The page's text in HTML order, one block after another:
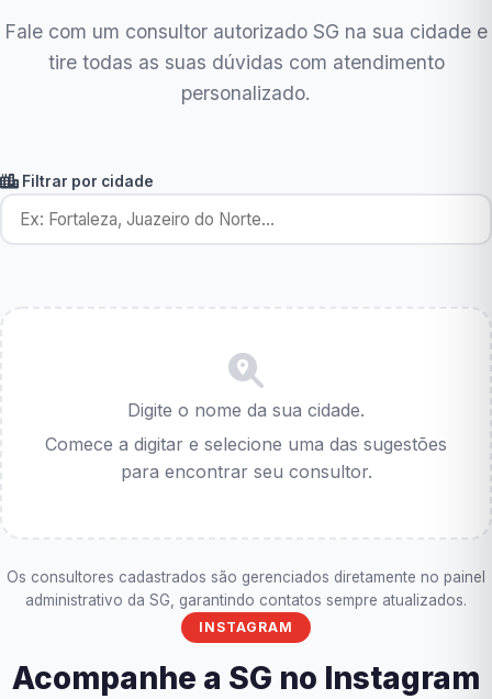
Fale com um consultor autorizado SG na sua cidade e
tire todas as suas dúvidas com atendimento
personalizado.
Filtrar por cidade
Digite o nome da sua cidade.
Comece a digitar e selecione uma das sugestões
para encontrar seu consultor.
Os consultores cadastrados são gerenciados diretamente no painel
administrativo da SG, garantindo contatos sempre atualizados.
INSTAGRAM
Acompanhe a SG no Instagram